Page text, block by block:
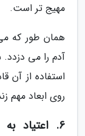
مهیج تر است.
همان طور که
آدم را می
استفاده از آن
روی ابعاد مهم
6. اعتیاد